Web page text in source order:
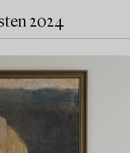
2024